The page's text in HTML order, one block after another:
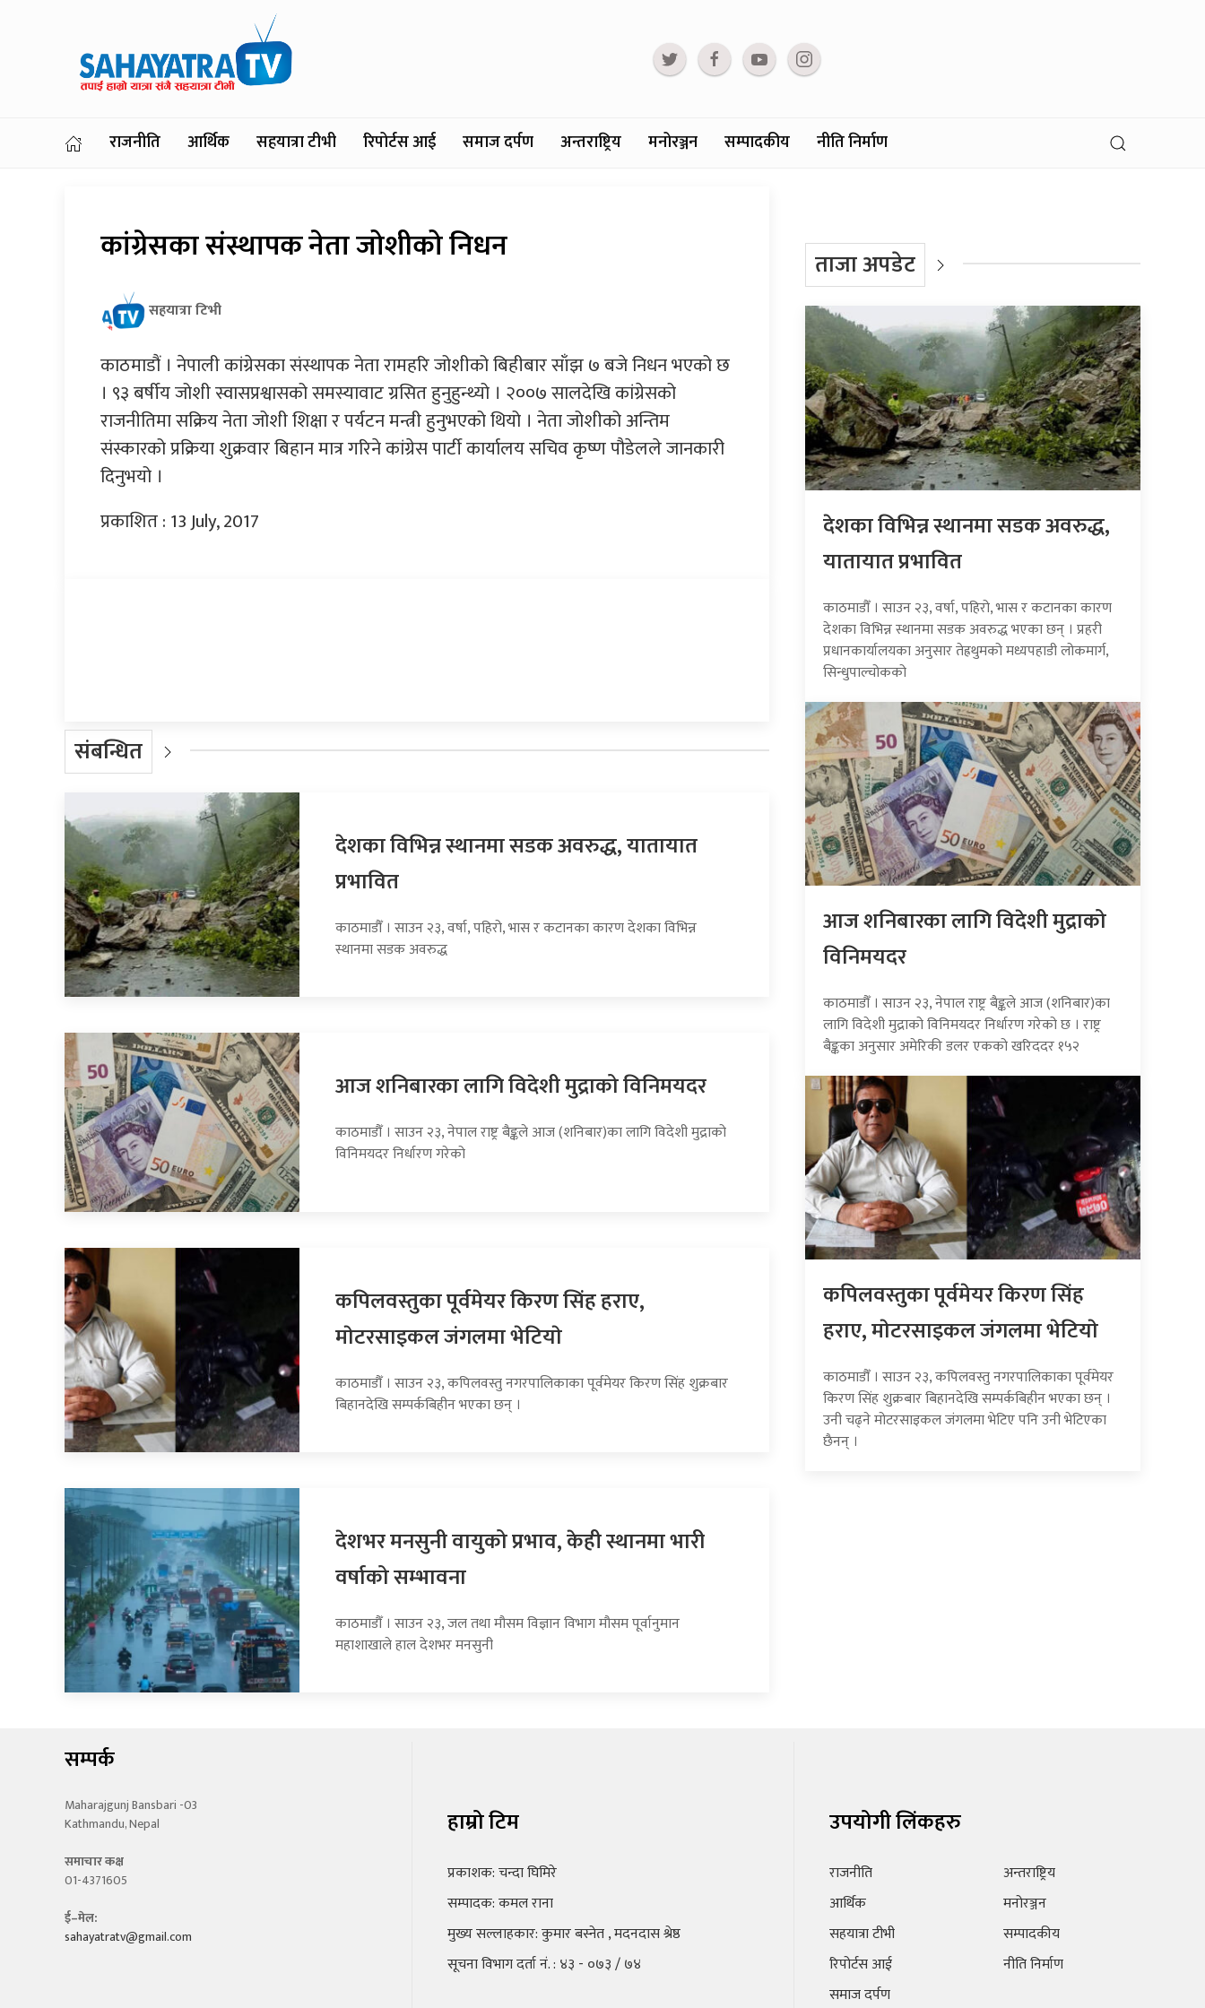
राजनीति आर्थिक सहयात्रा टीभी रिपोर्टस आई समाज दर्पण अन्तराष्ट्रिय मनोरञ्जन सम्पादकीय नीति निर्माण
कांग्रेसका संस्थापक नेता जोशीको निधन
सहयात्रा टिभी
काठमाडौं । नेपाली कांग्रेसका संस्थापक नेता रामहरि जोशीको बिहीबार साँझ ७ बजे निधन भएको छ
। ९३ बर्षीय जोशी स्वासप्रश्वासको समस्यावाट ग्रसित हुनुहुन्थ्यो । २००७ सालदेखि कांग्रेसको
राजनीतिमा सक्रिय नेता जोशी शिक्षा र पर्यटन मन्त्री हुनुभएको थियो । नेता जोशीको अन्तिम
संस्कारको प्रक्रिया शुक्रवार बिहान मात्र गरिने कांग्रेस पार्टी कार्यालय सचिव कृष्ण पौडेलले जानकारी
दिनुभयो ।
प्रकाशित : 13 July, 2017
संबन्धित
देशका विभिन्न स्थानमा सडक अवरुद्ध, यातायात
प्रभावित
काठमाडौँ । साउन २३, वर्षा, पहिरो, भास र कटानका कारण देशका विभिन्न
स्थानमा सडक अवरुद्ध
आज शनिबारका लागि विदेशी मुद्राको विनिमयदर
काठमाडौँ । साउन २३, नेपाल राष्ट्र बैङ्कले आज (शनिबार)का लागि विदेशी मुद्राको
विनिमयदर निर्धारण गरेको
कपिलवस्तुका पूर्वमेयर किरण सिंह हराए,
माेटरसाइकल जंगलमा भेटियाे
काठमाडौँ । साउन २३, कपिलवस्तु नगरपालिकाका पूर्वमेयर किरण सिंह शुक्रबार
बिहानदेखि सम्पर्कबिहीन भएका छन् ।
देशभर मनसुनी वायुको प्रभाव, केही स्थानमा भारी
वर्षाको सम्भावना
काठमाडौँ । साउन २३, जल तथा मौसम विज्ञान विभाग मौसम पूर्वानुमान
महाशाखाले हाल देशभर मनसुनी
ताजा अपडेट
देशका विभिन्न स्थानमा सडक अवरुद्ध,
यातायात प्रभावित
काठमाडौँ । साउन २३, वर्षा, पहिरो, भास र कटानका कारण
देशका विभिन्न स्थानमा सडक अवरुद्ध भएका छन् । प्रहरी
प्रधानकार्यालयका अनुसार तेह्रथुमको मध्यपहाडी लोकमार्ग,
सिन्धुपाल्चोकको
आज शनिबारका लागि विदेशी मुद्राको
विनिमयदर
काठमाडौँ । साउन २३, नेपाल राष्ट्र बैङ्कले आज (शनिबार)का
लागि विदेशी मुद्राको विनिमयदर निर्धारण गरेको छ । राष्ट्र
बैङ्कका अनुसार अमेरिकी डलर एकको खरिददर १५२
कपिलवस्तुका पूर्वमेयर किरण सिंह
हराए, माेटरसाइकल जंगलमा भेटियाे
काठमाडौँ । साउन २३, कपिलवस्तु नगरपालिकाका पूर्वमेयर
किरण सिंह शुक्रबार बिहानदेखि सम्पर्कबिहीन भएका छन् ।
उनी चढ्ने मोटरसाइकल जंगलमा भेटिए पनि उनी भेटिएका
छैनन् ।
सम्पर्क
Maharajgunj Bansbari -03
Kathmandu, Nepal
समाचार कक्ष
01-4371605
ई–मेल:
sahayatratv@gmail.com
हाम्रो टिम
प्रकाशक: चन्दा घिमिरे
सम्पादक: कमल राना
मुख्य सल्लाहकार: कुमार बस्नेत , मदनदास श्रेष्ठ
सूचना विभाग दर्ता नं. : ४३ - ०७३ / ७४
उपयोगी लिंकहरु
राजनीति
आर्थिक
सहयात्रा टीभी
रिपोर्टस आई
समाज दर्पण
अन्तराष्ट्रिय
मनोरञ्जन
सम्पादकीय
नीति निर्माण